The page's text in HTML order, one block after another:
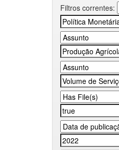
Filtros correntes: